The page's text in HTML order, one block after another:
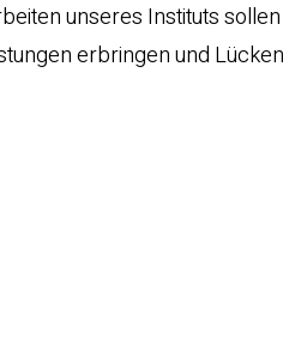
unseres Instituts
erbringen und